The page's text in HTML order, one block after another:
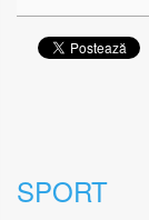
SPORT